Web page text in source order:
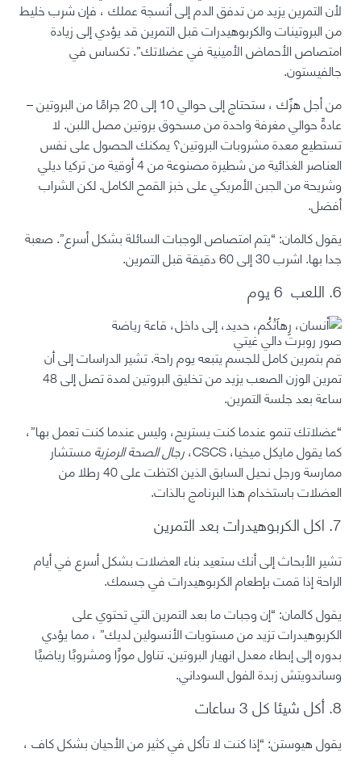
لأن التمرين يزيد من تدفق الدم إلى أنسجة عملك ، فإن شرب خليط
من البروتينات والكربوهيدرات قبل التمرين قد يؤدي إلى زيادة
امتصاص الأحماض الأمينية في عضلاتك”. تكساس في
جالفيستون.
من أجل هزّك ، ستحتاج إلى حوالي 10 إلى 20 جرامًا من البروتين –
عادةً حوالي مغرفة واحدة من مسحوق بروتين مصل اللبن. لا
تستطيع معدة مشروبات البروتين؟ يمكنك الحصول على نفس
العناصر الغذائية من شطيرة مصنوعة من 4 أوقية من تركيا ديلي
وشريحة من الجبن الأمريكي على خبز القمح الكامل. لكن الشراب
أفضل.
يقول كالمان: “يتم امتصاص الوجبات السائلة بشكل أسرع”. صعبة
جدا بها. اشرب 30 إلى 60 دقيقة قبل التمرين.
6. اللعب 6 يوم
صور روبرت داليغيتي
قم بتمرين كامل للجسم يتبعه يوم راحة.تشير الدراسات إلى أن
تمرين الوزن الصعب يزيد من تخليق البروتين لمدة تصل إلى 48
ساعة بعد جلسة التمرين.
“عضلاتك تنمو عندما كنت يستريح، وليس عندما كنت تعمل بها”،
كما يقول مايكل ميخيا، CSCS،
رجالالصحة الرمزيةمستشار
ممارسة ورجل نحيل السابق الذين اكتظت على 40 رطلا من
العضلات باستخدام هذا البرنامج بالذات.
7. اكل الكربوهيدرات بعد التمرين
تشير الأبحاث إلى أنك ستعيد بناء العضلات بشكل أسرع في أيام
الراحة إذا قمت بإطعام الكربوهيدرات في جسمك.
يقول كالمان: “إن وجبات ما بعد التمرين التي تحتوي على
الكربوهيدرات تزيد من مستويات الأنسولين لديك” ، مما يؤدي
بدوره إلى إبطاء معدل انهيار البروتين. تناول موزًا ومشروبًا رياضيًا
وساندويتش زبدة الفول السوداني.
8. أكل شيئا كل 3 ساعات
يقول هيوستن: “إذا كنت لا تأكل في كثير من الأحيان بشكل كاف ،